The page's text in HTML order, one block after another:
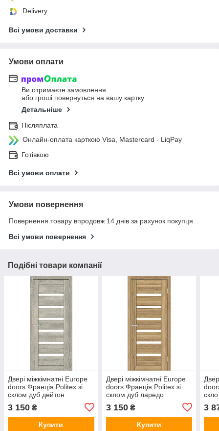
Delivery
Всі умови доставки
Умови оплати
Ви отримаєте замовлення
або гроші повернуться на вашу картку
Детальніше
Післяплата
Онлайн-оплата карткою Visa, Mastercard - LiqPay
Готівкою
Всі умови оплати
Умови повернення
Повернення товару впродовж 14 днів за рахунок покупця
Всі умови повернення
Подібні товари компанії
Двері міжкімнатні Europe
doors Франція Politex зі
склом дуб дейтон
3 150 ₴
Купити
Двері міжкімнатні Europe
doors Франція Politex зі
склом дуб ларедо
3 150₴
Купити
3